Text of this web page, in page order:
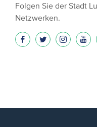
Folgen Sie der Stadt
Netzwerken.